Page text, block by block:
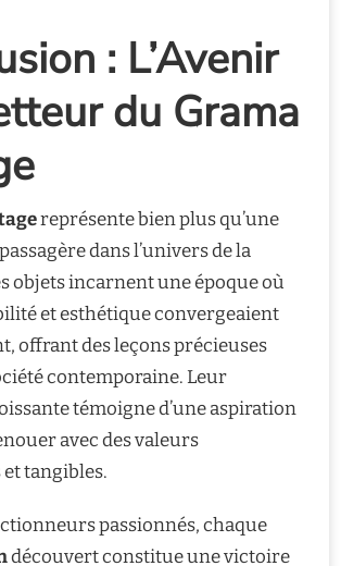
: L’Avenir
du Grama
représente bien plus qu’une
dans l’univers de la
objets incarnent une époque où
et esthétique convergeaient
offrant des leçons précieuses
contemporaine. Leur
témoigne d’une aspiration
avec des valeurs
tangibles.
passionnés, chaque
découvert constitue une victoire